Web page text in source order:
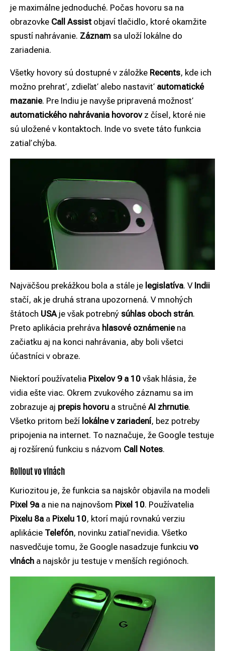
je maximálne jednoduché. Počas hovoru sa na
obrazovke Call Assistobjaví tlačidlo, ktoré okamžite
spustí nahrávanie. Záznam sa uloží lokálne do
zariadenia.
Všetky hovory sú dostupné v záložke Recents, kde ich
možno prehrať, zdieľať alebo nastaviť automatické
mazanie. Pre Indiu je navyše pripravená možnosť
automatického nahrávania hovorovz čísel, ktoré nie
sú uložené v kontaktoch. Inde vo svete táto funkcia
zatiaľ chýba.
Najväčšou prekážkou bola a stále je legislatíva. V Indii
stačí, ak je druhá strana upozornená. V mnohých
štátoch USA je však potrebný súhlas oboch strán.
Preto aplikácia prehráva hlasové oznámeniena
začiatku aj na konci nahrávania, aby boli všetci
účastníci v obraze.
Niektorí používatelia Pixelov 9 a 10 však hlásia, že
vidia ešte viac. Okrem zvukového záznamu sa im
zobrazuje aj prepis hovoru a stručné AI zhrnutie.
Všetko pritom beží lokálne v zariadení, bez potreby
pripojenia na internet. To naznačuje, že Google testuje
aj rozšírenú funkciu s názvom Call Notes.
Rollout vo vlnách
Kuriozitou je, že funkcia sa najskôr objavila na modeli
Pixel 9a a nie na najnovšom Pixel 10. Používatelia
Pixelu 8a a Pixelu 10, ktorí majú rovnakú verziu
aplikácie Telefón, novinku zatiaľ nevidia. Všetko
nasvedčuje tomu, že Google nasadzuje funkciu vo
vlnách a najskôr ju testuje v menších regiónoch.